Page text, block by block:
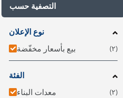
التصفية حسب
نوع الإعلان
بيع بأسعار مخفّضة
الفئة
معدات البناء